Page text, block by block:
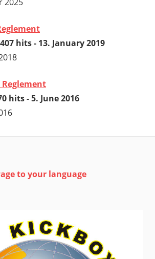
hits - 13. January 2019
Reglement
hits - 5. June 2016
to your language